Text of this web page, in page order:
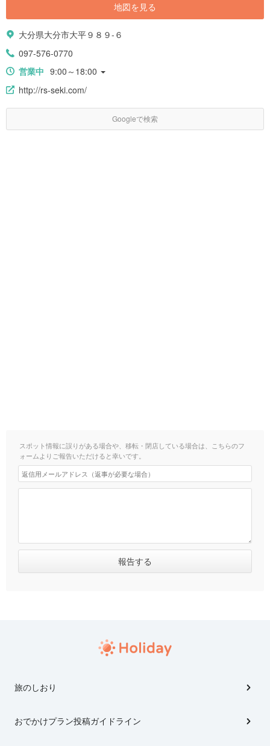
地図を見る
大分県大分市大平９８９-６
097-576-0770
営業中 9:00～18:00
http://rs-seki.com/
Googleで検索
スポット情報に誤りがある場合や、移転・閉店している場合は、こちらのフ
ォームよりご報告いただけると幸いです。
旅のしおり
おでかけプラン投稿ガイドライン